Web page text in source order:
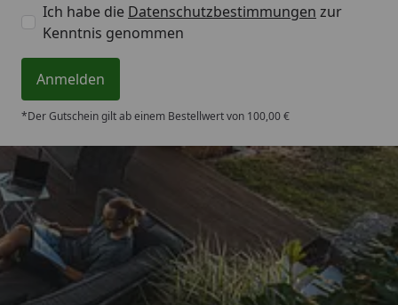
Ich habe die Datenschutzbestimmungen zur
Kenntnis genommen
Anmelden
*Der Gutschein gilt ab einem Bestellwert von 100,00 €
Trusted Shops
4,71/ 5